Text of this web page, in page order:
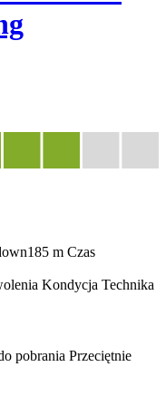
185 m Czas
Kondycja Technika
pobrania Przeciętnie